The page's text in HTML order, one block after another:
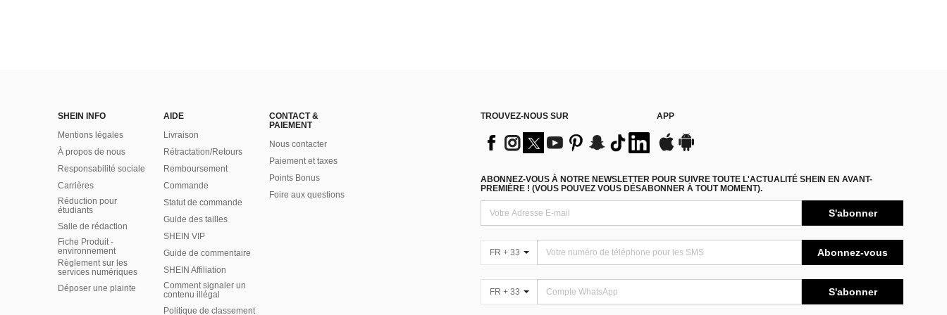
SHEIN INFO
Mentions légales
À propos de nous
Responsabilité sociale
Carrières
Réduction pour
étudiants
Salle de rédaction
Fiche Produit -
environnement
Règlement sur les
services numériques
Déposer une plainte
AIDE
Livraison
Rétractation/Retours
Remboursement
Commande
Statut de commande
Guide des tailles
SHEIN VIP
Guide de commentaire
SHEIN Affiliation
Comment signaler un
contenu illégal
Politique de classement
CONTACT &
PAIEMENT
Nous contacter
Paiement et taxes
Points Bonus
Foire aux questions
TROUVEZ-NOUS SUR APP
ABONNEZ-VOUS À NOTRE NEWSLETTER POUR SUIVRE TOUTE L'ACTUALITÉ SHEIN EN AVANT-
PREMIÈRE ! (VOUS POUVEZ VOUS DÉSABONNER À TOUT MOMENT).
S'abonner
FR + 33 Abonnez-vous
FR + 33 S'abonner